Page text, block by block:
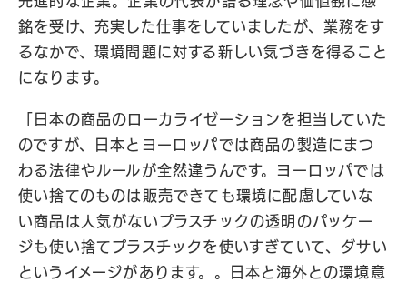
銘を受け、充実した仕事をしていましたが、業務をす
るなかで、環境問題に対する新しい気づきを得ること
になります。
「日本の商品のローカライゼーションを担当していた
のですが、日本とヨーロッパでは商品の製造にまつ
わる法律やルールが全然違うんです。ヨーロッパでは
使い捨てのものは販売できても環境に配慮していな
い商品は人気がないプラスチックの透明のパッケー
ジも使い捨てプラスチックを使いすぎていて、ダサい
というイメージがあります。。日本と海外との環境意